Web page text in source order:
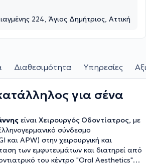
224, Άγιος Δημήτριος, Αττική
Διαθεσιμότητα Υπηρεσίες
για σένα
είναι Χειρουργός Οδοντίατρος, με
σύνδεσμο
και APW) στην χειρουργική και
των εμφυτευμάτων και διατηρεί από
του κέντρο "Οral Αesthetics"